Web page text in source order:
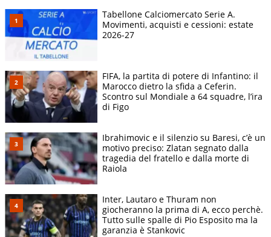
Tabellone Calciomercato Serie A.
Movimenti, acquisti e cessioni: estate
2026-27
FIFA, la partita di potere di Infantino: il
Marocco dietro la sfida a Ceferin.
Scontro sul Mondiale a 64 squadre, l’ira
di Figo
Ibrahimovic e il silenzio su Baresi, c’è un
motivo preciso: Zlatan segnato dalla
tragedia del fratello e dalla morte di
Raiola
Inter, Lautaro e Thuram non
giocheranno la prima di A, ecco perchè.
Tutto sulle spalle di Pio Esposito ma la
garanzia è Stankovic